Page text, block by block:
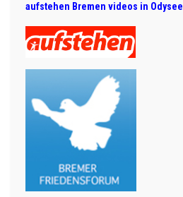
aufstehen Bremen videos in Odysee